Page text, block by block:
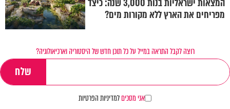
מפריחים את הארץ ללא מקורות מים?
רוצה לקבל התראה במייל על כל תוכן חדש של היסטוריה וארכיאולוגיה?
אני מסכיםלמדיניות הפרטיות